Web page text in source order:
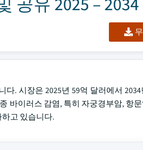
. 시장은 2025년 59억 달러에서
바이러스 감염, 특히 자궁경부암, 항
고 있습니다.